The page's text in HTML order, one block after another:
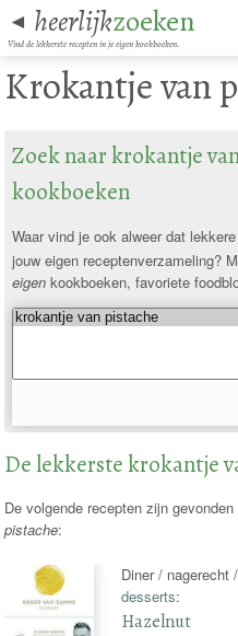
◄ heerlijkzoeken
Vind de lekkerste recepten in je eigen kookboeken.
Krokantje van
Zoek naar krokantje
kookboeken
Waar vind je ook alweer dat
jouw eigen receptenverzameling?
eigenkookboeken, favoriete
De lekkerste krokantje
De volgende recepten zijn
pistache:
Diner / nagerecht
desserts:
Hazelnut